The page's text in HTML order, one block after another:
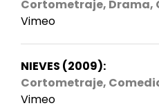
Cortometraje, Drama,
Vimeo
NIEVES (2009):
Cortometraje,
Vimeo